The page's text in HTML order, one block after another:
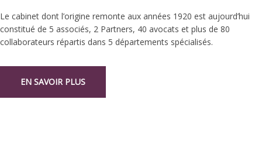
Le cabinet dont l’origine remonte aux années 1920 est aujourd’hui
constitué de 5 associés, 2 Partners, 40 avocats et plus de 80
collaborateurs répartis dans 5 départements spécialisés.
EN SAVOIR PLUS